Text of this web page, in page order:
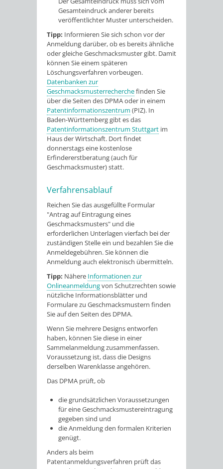
Gesamteindruck anderer bereits
veröffentlichter Muster unterscheiden.
Tipp: Informieren Sie sich schon vor der
Anmeldung darüber, ob es bereits ähnliche
oder gleiche Geschmacksmuster gibt. Damit
können Sie einem späteren
Löschungsverfahren vorbeugen.
Datenbanken zur
Geschmacksmusterrecherchefinden Sie
über die Seiten des DPMA oder in einem
Patentinformationszentrum (PIZ). In
Baden-Württemberg gibt es das
Patentinformationszentrum Stuttgart im
Haus der Wirtschaft. Dort findet
donnerstags eine kostenlose
Erfindererstberatung (auch für
Geschmacksmuster) statt.
Verfahrensablauf
Reichen Sie das ausgefüllte Formular
"Antrag auf Eintragung eines
Geschmacksmusters" und die
erforderlichen Unterlagen vierfach bei der
zuständigen Stelle ein und bezahlen Sie die
Anmeldegebühren. Sie können die
Anmeldung auch elektronisch übermitteln.
Tipp: Nähere Informationen zur
Onlineanmeldungvon Schutzrechten sowie
nützliche Informationsblätter und
Formulare zu Geschmacksmustern finden
Sie auf den Seiten des DPMA.
Wenn Sie mehrere Designs entworfen
haben, können Sie diese in einer
Sammelanmeldung zusammenfassen.
Voraussetzung ist, dass die Designs
derselben Warenklasse angehören.
Das DPMA prüft, ob
die grundsätzlichen Voraussetzungen
für eine Geschmacksmustereintragung
gegeben sind und
die Anmeldung den formalen Kriterien
genügt.
Anders als beim
Patentanmeldungsverfahren prüft das